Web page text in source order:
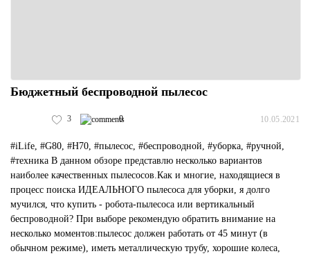
Бюджетный беспроводной пылесос
3 0 10.05.2021
#iLife, #G80, #H70, #пылесос, #беспроводной, #уборка, #ручной,
#техника В данном обзоре представлю несколько вариантов
наиболее качественных пылесосов.Как и многие, находящиеся в
процесс поиска ИДЕАЛЬНОГО пылесоса для уборки, я долго
мучился, что купить - робота-пылесоса или вертикальный
беспроводной? При выборе рекомендую обратить внимание на
несколько моментов:пылесос должен работать от 45 минут (в
обычном режиме), иметь металлическую трубу, хорошие колеса,